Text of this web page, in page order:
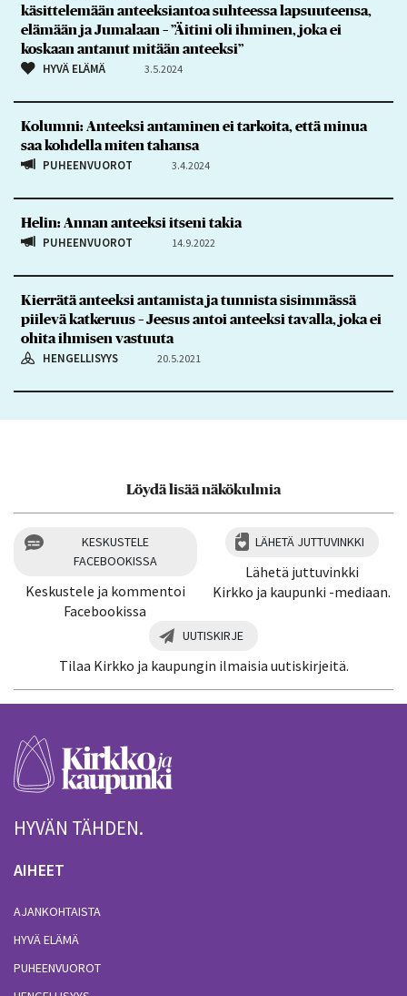
käsittelemään anteeksiantoa suhteessa lapsuuteensa,
elämään ja Jumalaan – ”Äitini oli ihminen, joka ei
koskaan antanut mitään anteeksi”
HYVÄ ELÄMÄ 3.5.2024
Kolumni: Anteeksi antaminen ei tarkoita, että minua
saa kohdella miten tahansa
PUHEENVUOROT 3.4.2024
Helin: Annan anteeksi itseni takia
PUHEENVUOROT 14.9.2022
Kierrätä anteeksi antamista ja tunnista sisimmässä
piilevä katkeruus – Jeesus antoi anteeksi tavalla, joka ei
ohita ihmisen vastuuta
HENGELLISYYS 20.5.2021
Löydä lisää näkökulmia
KESKUSTELE
FACEBOOKISSA
Keskustele ja kommentoi
Facebookissa
LÄHETÄ JUTTUVINKKI
Lähetä juttuvinkki
Kirkko ja kaupunki -mediaan.
UUTISKIRJE
Tilaa Kirkko ja kaupungin ilmaisia uutiskirjeitä.
HYVÄN TÄHDEN.
AIHEET
AJANKOHTAISTA
HYVÄ ELÄMÄ
PUHEENVUOROT